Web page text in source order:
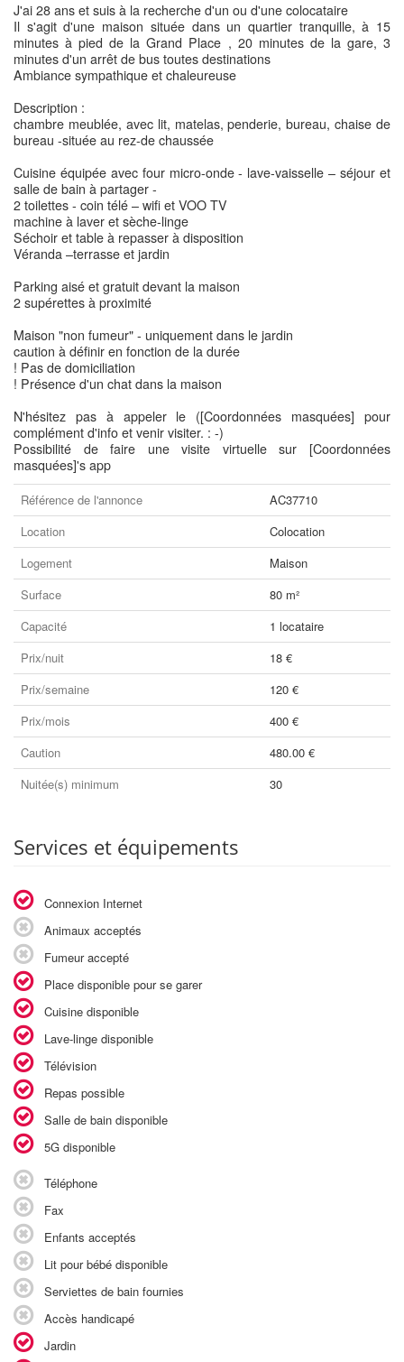
J'ai 28 ans et suis à la recherche d'un ou d'une colocataire
Il s'agit d'une maison située dans un quartier tranquille, à 15
minutes à pied de la Grand Place , 20 minutes de la gare, 3
minutes d'un arrêt de bus toutes destinations
Ambiance sympathique et chaleureuse
Description :
chambre meublée, avec lit, matelas, penderie, bureau, chaise de
bureau -située au rez-de chaussée
Cuisine équipée avec four micro-onde - lave-vaisselle – séjour et
salle de bain à partager -
2 toilettes - coin télé – wifi et VOO TV
machine à laver et sèche-linge
Séchoir et table à repasser à disposition
Véranda –terrasse et jardin
Parking aisé et gratuit devant la maison
2 supérettes à proximité
Maison "non fumeur" - uniquement dans le jardin
caution à définir en fonction de la durée
! Pas de domiciliation
! Présence d'un chat dans la maison
N'hésitez pas à appeler le ([Coordonnées masquées] pour
complément d'info et venir visiter. : -)
Possibilité de faire une visite virtuelle sur [Coordonnées
masquées]'s app
Référence de l'annonce
AC37710
Location
Colocation
Logement
Maison
Surface
80 m²
Capacité
1 locataire
Prix/nuit
18 €
Prix/semaine
120 €
Prix/mois
400 €
Caution
480.00 €
Nuitée(s) minimum
30
Services et équipements
Connexion Internet
Animaux acceptés
Fumeur accepté
Place disponible pour se garer
Cuisine disponible
Lave-linge disponible
Télévision
Repas possible
Salle de bain disponible
5G disponible
Téléphone
Fax
Enfants acceptés
Lit pour bébé disponible
Serviettes de bain fournies
Accès handicapé
Jardin